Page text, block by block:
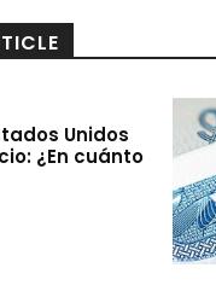
Unidos
¿En cuánto